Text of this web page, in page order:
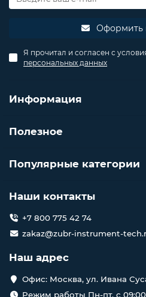
Оформить
Я прочитал и согласен с
персональных данных
Информация
Полезное
Популярные категории
Наши контакты
+7 800 775 42 74
zakaz@zubr-instrument-
Наш адрес
Офис: Москва, ул. Ивана
Режим работы Пн-пт. с